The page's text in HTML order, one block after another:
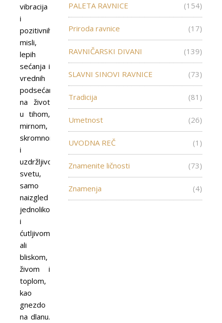
vibracija
i
pozitivnih
misli,
lepih
sećanja i
vrednih
podsećanja
na život
u tihom,
mirnom,
skromnom
i
uzdržljivom
svetu,
samo
naizgled
jednolikom
i
ćutljivom,
ali
bliskom,
živom i
toplom,
kao
gnezdo
na dlanu.
PALETA RAVNICE (154)
Priroda ravnice (17)
RAVNIČARSKI DIVANI (139)
SLAVNI SINOVI RAVNICE (73)
Tradicija (81)
Umetnost (26)
UVODNA REČ (1)
Znamenite ličnosti (73)
Znamenja (4)